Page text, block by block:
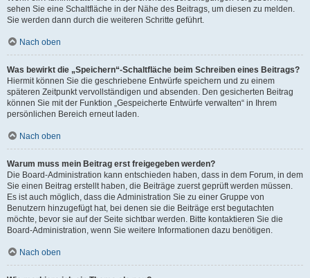
sehen Sie eine Schaltfläche in der Nähe des Beitrags, um diesen zu melden.
Sie werden dann durch die weiteren Schritte geführt.
Nach oben
Was bewirkt die „Speichern“-Schaltfläche beim Schreiben eines Beitrags?
Hiermit können Sie die geschriebene Entwürfe speichern und zu einem
späteren Zeitpunkt vervollständigen und absenden. Den gesicherten Beitrag
können Sie mit der Funktion „Gespeicherte Entwürfe verwalten“ in Ihrem
persönlichen Bereich erneut laden.
Nach oben
Warum muss mein Beitrag erst freigegeben werden?
Die Board-Administration kann entschieden haben, dass in dem Forum, in dem
Sie einen Beitrag erstellt haben, die Beiträge zuerst geprüft werden müssen.
Es ist auch möglich, dass die Administration Sie zu einer Gruppe von
Benutzern hinzugefügt hat, bei denen sie die Beiträge erst begutachten
möchte, bevor sie auf der Seite sichtbar werden. Bitte kontaktieren Sie die
Board-Administration, wenn Sie weitere Informationen dazu benötigen.
Nach oben